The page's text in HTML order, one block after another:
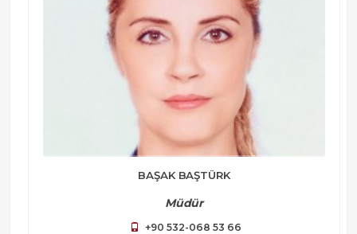
BAŞAK BAŞTÜRK
Müdür
+90 532-068 53 66